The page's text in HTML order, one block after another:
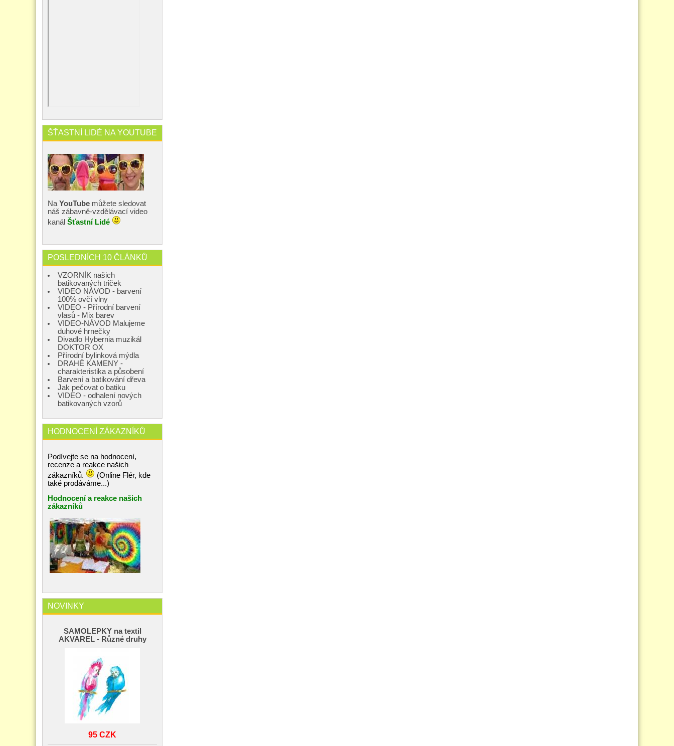
ŠŤASTNÍ LIDÉ NA YOUTUBE
Na YouTube můžete sledovat
náš zábavně-vzdělávací video
kanál Šťastní Lidé
POSLEDNÍCH 10 ČLÁNKŮ
VZORNÍK našich
batikovaných triček
VIDEO NÁVOD - barvení
100% ovčí vlny
VIDEO - Přírodní barvení
vlasů - Mix barev
VIDEO-NÁVOD Malujeme
duhové hrnečky
Divadlo Hybernia muzikál
DOKTOR OX
Přírodní bylinková mýdla
DRAHÉ KAMENY -
charakteristika a působení
Barvení a batikování dřeva
Jak pečovat o batiku
VIDEO - odhalení nových
batikovaných vzorů
HODNOCENÍ ZÁKAZNÍKŮ
Podívejte se na hodnocení,
recenze a reakce našich
zákazníků.
(Online Flér, kde
také prodáváme...)
Hodnocení a reakce našich
zákazníků
NOVINKY
SAMOLEPKY na textil
AKVAREL - Různé druhy
95 CZK